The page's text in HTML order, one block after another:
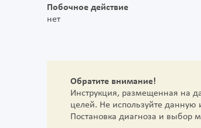
Побочное действие
нет
Обратите внимание!
Инструкция, размещенная на
целей. Не используйте данную
Постановка диагноза и выбор